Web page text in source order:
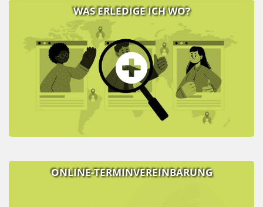
WAS ERLEDIGE ICH WO?
ONLINE-TERMINVEREINBARUNG